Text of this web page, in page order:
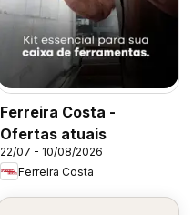
Ferreira Costa -
Ofertas atuais
22/07 - 10/08/2026
Ferreira Costa